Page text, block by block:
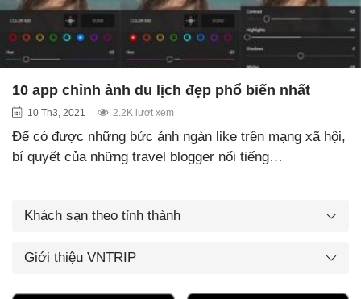
10 app chỉnh ảnh du lịch đẹp phổ biến nhất
10 Th3, 2021 2.2K lượt xem
Để có được những bức ảnh ngàn like trên mạng xã hội,
bí quyết của những travel blogger nổi tiếng…
Khách sạn theo tỉnh thành
Giới thiệu VNTRIP